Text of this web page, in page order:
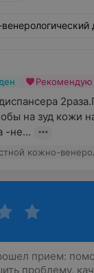
Рекомендую
на зуд кожи
-не...